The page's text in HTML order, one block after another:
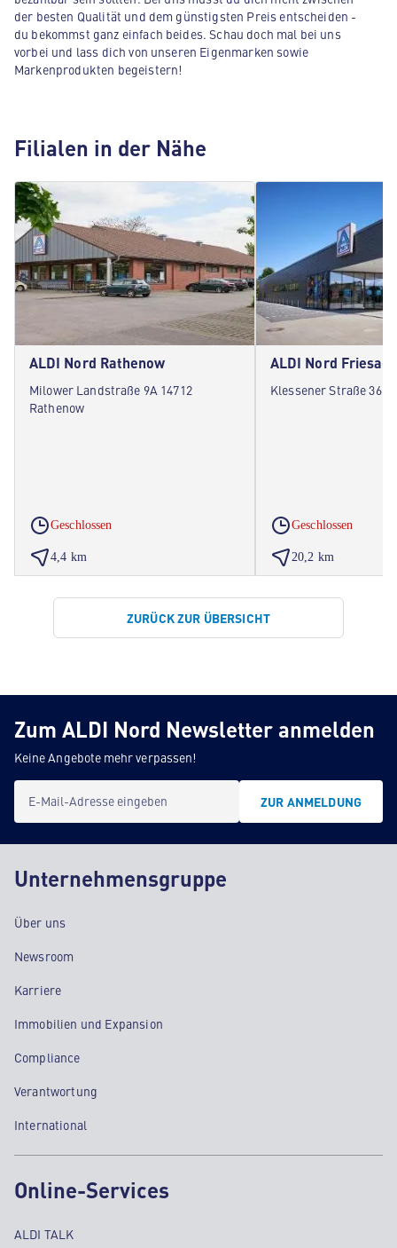
der besten Qualität und dem günstigsten Preis entscheiden -
du bekommst ganz einfach beides. Schau doch mal bei uns
vorbei und lass dich von unseren Eigenmarken sowie
Markenprodukten begeistern!
Filialen in der Nähe
ALDI Nord Rathenow
Milower Landstraße 9A 14712
Rathenow
Geschlossen
4,4 km
ALDI Nord Friesack
Klessener Straße 36
Geschlossen
20,2 km
ZURÜCK ZUR ÜBERSICHT
Zum ALDI Nord Newsletter anmelden
Keine Angebote mehr verpassen!
E-Mail-Adresse eingeben ZUR ANMELDUNG
Unternehmensgruppe
Über uns
Newsroom
Karriere
Immobilien und Expansion
Compliance
Verantwortung
International
Online-Services
ALDI TALK